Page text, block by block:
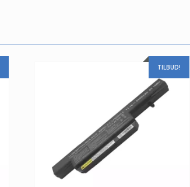
TILBUD!